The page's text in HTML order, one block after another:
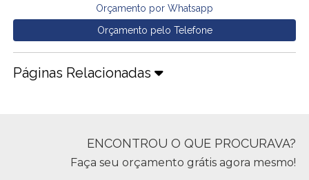
Orçamento por Whatsapp
Orçamento pelo Telefone
Páginas Relacionadas
ENCONTROU O QUE PROCURAVA?
Faça seu orçamento grátis agora mesmo!